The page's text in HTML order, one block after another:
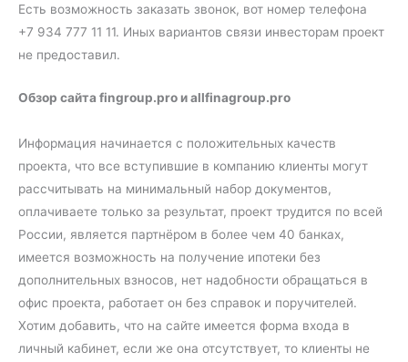
Есть возможность заказать звонок, вот номер телефона
+7 934 777 11 11. Иных вариантов связи инвесторам проект
не предоставил.
Обзор сайта fingroup.pro и allfinagroup.pro
Информация начинается с положительных качеств
проекта, что все вступившие в компанию клиенты могут
рассчитывать на минимальный набор документов,
оплачиваете только за результат, проект трудится по всей
России, является партнёром в более чем 40 банках,
имеется возможность на получение ипотеки без
дополнительных взносов, нет надобности обращаться в
офис проекта, работает он без справок и поручителей.
Хотим добавить, что на сайте имеется форма входа в
личный кабинет, если же она отсутствует, то клиенты не